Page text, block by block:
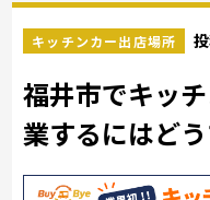
キッチンカー出店場所
福井市でキッ
業するにはど